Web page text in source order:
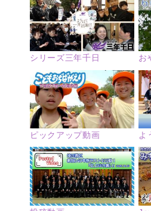
シリーズ三年千日 お
ピックアップ動画 よ